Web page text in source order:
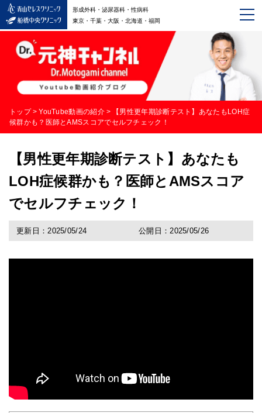
形成外科・泌尿器科・性病科
東京・千葉・大阪・北海道・福岡
トップ > YouTube動画の紹介 >
【男性更年期診断テスト】あなたもLOH症
候群かも？医師とAMSスコアでセルフチェック！
【男性更年期診断テスト】あなたも
LOH症候群かも？医師とAMSスコア
でセルフチェック！
更新日：2025/05/24 公開日：2025/05/26